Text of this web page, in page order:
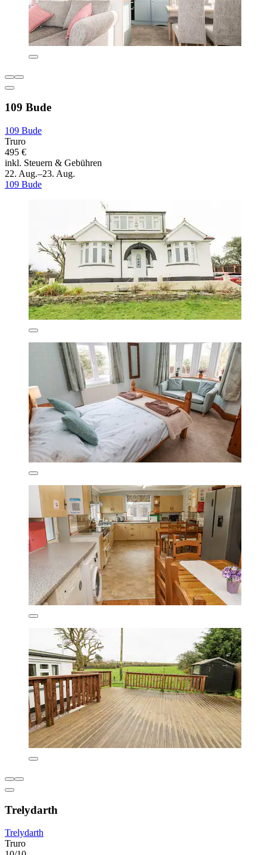
109 Bude
109 Bude
Truro
495 €
inkl. Steuern & Gebühren
22. Aug.–23. Aug.
109 Bude
Trelydarth
Trelydarth
Truro